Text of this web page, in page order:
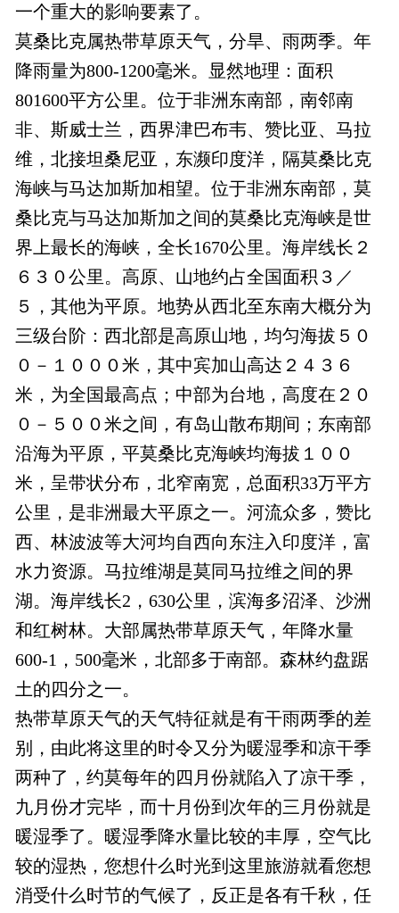
一个重大的影响要素了。
莫桑比克属热带草原天气，分旱、雨两季。年
降雨量为800-1200毫米。显然地理：面积
801600平方公里。位于非洲东南部，南邻南
非、斯威士兰，西界津巴布韦、赞比亚、马拉
维，北接坦桑尼亚，东濒印度洋，隔莫桑比克
海峡与马达加斯加相望。位于非洲东南部，莫
桑比克与马达加斯加之间的莫桑比克海峡是世
界上最长的海峡，全长1670公里。海岸线长２
６３０公里。高原、山地约占全国面积３／
５，其他为平原。地势从西北至东南大概分为
三级台阶：西北部是高原山地，均匀海拔５０
０－１０００米，其中宾加山高达２４３６
米，为全国最高点；中部为台地，高度在２０
０－５００米之间，有岛山散布期间；东南部
沿海为平原，平莫桑比克海峡均海拔１００
米，呈带状分布，北窄南宽，总面积33万平方
公里，是非洲最大平原之一。河流众多，赞比
西、林波波等大河均自西向东注入印度洋，富
水力资源。马拉维湖是莫同马拉维之间的界
湖。海岸线长2，630公里，滨海多沼泽、沙洲
和红树林。大部属热带草原天气，年降水量
600-1，500毫米，北部多于南部。森林约盘踞
土的四分之一。
热带草原天气的天气特征就是有干雨两季的差
别，由此将这里的时令又分为暖湿季和凉干季
两种了，约莫每年的四月份就陷入了凉干季，
九月份才完毕，而十月份到次年的三月份就是
暖湿季了。暖湿季降水量比较的丰厚，空气比
较的湿热，您想什么时光到这里旅游就看您想
消受什么时节的气候了，反正是各有千秋，任